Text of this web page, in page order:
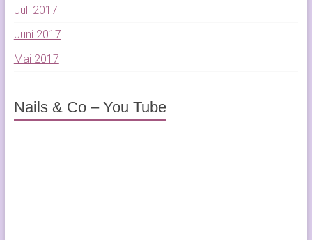
Juli 2017
Juni 2017
Mai 2017
Nails & Co – You Tube